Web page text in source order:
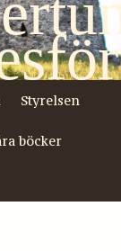
Styrelsen
böcker